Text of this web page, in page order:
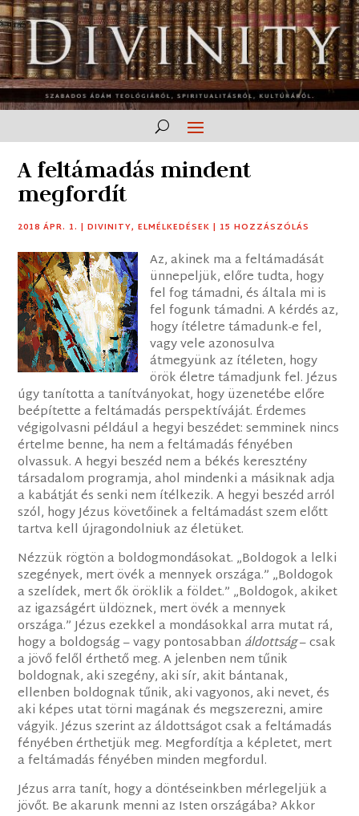
A feltámadás mindent
megfordít
2018 ÁPR. 1. |DIVINITY,ELMÉLKEDÉSEK | 15 HOZZÁSZÓLÁS
Az, akinek ma a feltámadását
ünnepeljük, előre tudta, hogy
fel fog támadni, és általa mi is
fel fogunk támadni. A kérdés az,
hogy ítéletre támadunk-e fel,
vagy vele azonosulva
átmegyünk az ítéleten, hogy
örök életre támadjunk fel. Jézus
úgy tanította a tanítványokat, hogy üzenetébe előre
beépítette a feltámadás perspektíváját. Érdemes
végigolvasni például a hegyi beszédet: semminek nincs
értelme benne, ha nem a feltámadás fényében
olvassuk. A hegyi beszéd nem a békés keresztény
társadalom programja, ahol mindenki a másiknak adja
a kabátját és senki nem ítélkezik. A hegyi beszéd arról
szól, hogy Jézus követőinek a feltámadást szem előtt
tartva kell újragondolniuk az életüket.
Nézzük rögtön a boldogmondásokat. „Boldogok a lelki
szegények, mert övék a mennyek országa.” „Boldogok
a szelídek, mert ők öröklik a földet.” „Boldogok, akiket
az igazságért üldöznek, mert övék a mennyek
országa.” Jézus ezekkel a mondásokkal arra mutat rá,
hogy a boldogság – vagy pontosabban áldottság– csak
a jövő felől érthető meg. A jelenben nem tűnik
boldognak, aki szegény, aki sír, akit bántanak,
ellenben boldognak tűnik, aki vagyonos, aki nevet, és
aki képes utat törni magának és megszerezni, amire
vágyik. Jézus szerint az áldottságot csak a feltámadás
fényében érthetjük meg. Megfordítja a képletet, mert
a feltámadás fényében minden megfordul.
Jézus arra tanít, hogy a döntéseinkben mérlegeljük a
jövőt. Be akarunk menni az Isten országába? Akkor